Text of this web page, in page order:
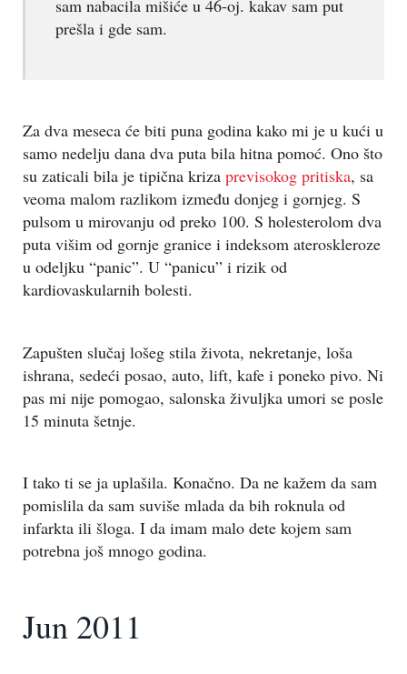
sam nabacila mišiće u 46-oj. kakav sam put
prešla i gde sam.
Za dva meseca će biti puna godina kako mi je u kući u
samo nedelju dana dva puta bila hitna pomoć. Ono što
su zaticali bila je tipična kriza previsokog pritiska, sa
veoma malom razlikom između donjeg i gornjeg. S
pulsom u mirovanju od preko 100. S holesterolom dva
puta višim od gornje granice i indeksom ateroskleroze
u odeljku “panic”. U “panicu” i rizik od
kardiovaskularnih bolesti.
Zapušten slučaj lošeg stila života, nekretanje, loša
ishrana, sedeći posao, auto, lift, kafe i poneko pivo. Ni
pas mi nije pomogao, salonska živuljka umori se posle
15 minuta šetnje.
I tako ti se ja uplašila. Konačno. Da ne kažem da sam
pomislila da sam suviše mlada da bih roknula od
infarkta ili šloga. I da imam malo dete kojem sam
potrebna još mnogo godina.
Jun 2011